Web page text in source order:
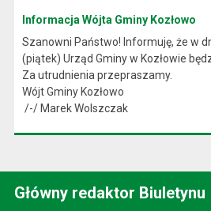
Informacja Wójta Gminy Kozłowo
Szanowni Państwo! Informuję, że w
(piątek) Urząd Gminy w Kozłowie
Za utrudnienia przepraszamy.
Wójt Gminy Kozłowo
/-/ Marek Wolszczak
Główny redaktor Biuletynu